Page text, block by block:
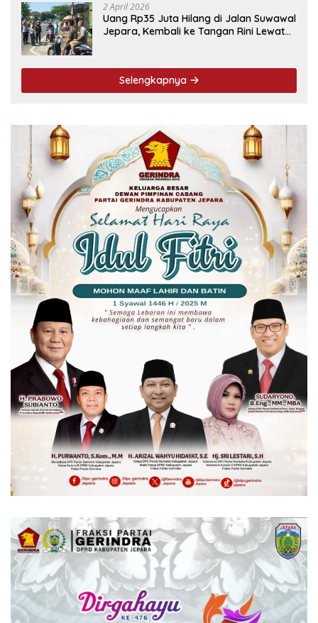
2 April 2026
Uang Rp35 Juta Hilang di Jalan Suwawal
Jepara, Kembali ke Tangan Rini Lewat
Selengkapnya